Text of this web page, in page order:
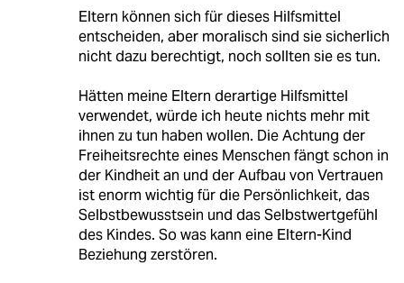
Eltern können sich für dieses Hilfsmittel
entscheiden, aber moralisch sind sie sicherlich
nicht dazu berechtigt, noch sollten sie es tun.
Hätten meine Eltern derartige Hilfsmittel
verwendet, würde ich heute nichts mehr mit
ihnen zu tun haben wollen. Die Achtung der
Freiheitsrechte eines Menschen fängt schon in
der Kindheit an und der Aufbau von Vertrauen
ist enorm wichtig für die Persönlichkeit, das
Selbstbewusstsein und das Selbstwertgefühl
des Kindes. So was kann eine Eltern-Kind
Beziehung zerstören.